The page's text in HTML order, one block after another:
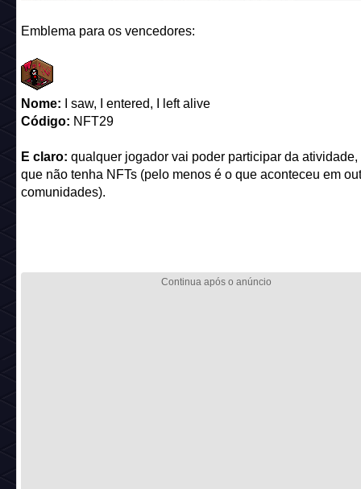
Emblema para os vencedores:
Nome: I saw, I entered, I left alive
Código: NFT29
E claro: qualquer jogador vai poder participar da atividade,
que não tenha NFTs (pelo menos é o que aconteceu em
comunidades).